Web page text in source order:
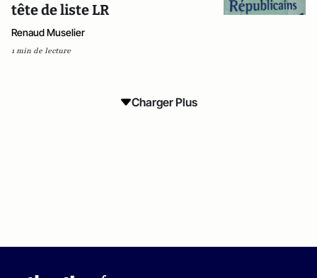
tête de liste LR
Renaud Muselier
1 min de lecture
Charger Plus